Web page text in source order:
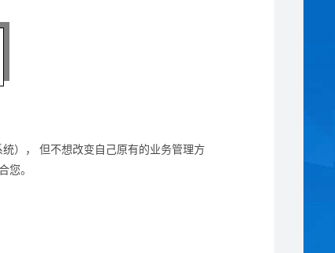
）， 但不想改变自己原有的业务管理方
。